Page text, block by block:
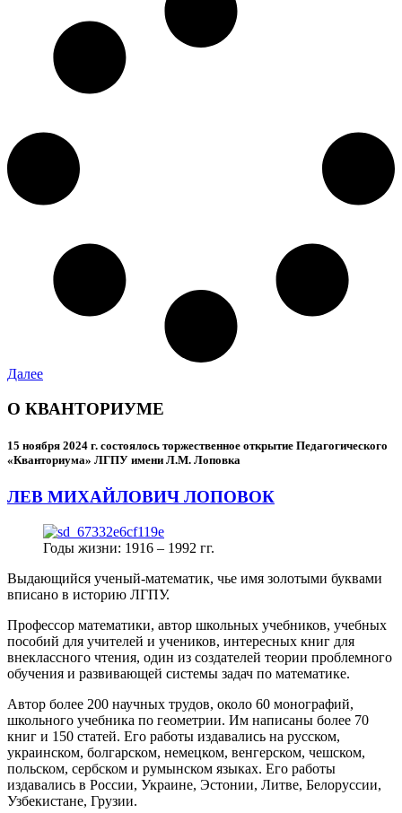
Далее
О КВАНТОРИУМЕ
15 ноября 2024 г. состоялось торжественное открытие Педагогического
«Кванториума» ЛГПУ имени Л.М. Лоповка
ЛЕВ МИХАЙЛОВИЧ ЛОПОВОК
Годы жизни: 1916 – 1992 гг.
Выдающийся ученый-математик, чье имя золотыми буквами
вписано в историю ЛГПУ.
Профессор математики, автор школьных учебников, учебных
пособий для учителей и учеников, интересных книг для
внеклассного чтения, один из создателей теории проблемного
обучения и развивающей системы задач по математике.
Автор более 200 научных трудов, около 60 монографий,
школьного учебника по геометрии. Им написаны более 70
книг и 150 статей. Его работы издавались на русском,
украинском, болгарском, немецком, венгерском, чешском,
польском, сербском и румынском языках. Его работы
издавались в России, Украине, Эстонии, Литве, Белоруссии,
Узбекистане, Грузии.